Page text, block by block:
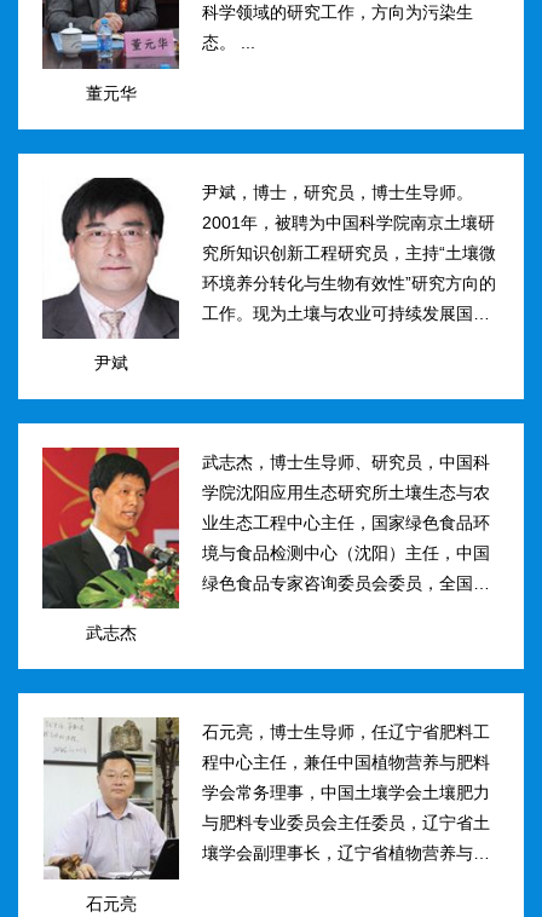
董元华
科学领域的研究工作，方向为污染生
态。 ...
尹斌
尹斌，博士，研究员，博士生导师。
2001年，被聘为中国科学院南京土壤研
究所知识创新工程研究员，主持“土壤微
环境养分转化与生物有效性”研究方向的
工作。现为土壤与农业可持续发展国家
影...
武志杰
武志杰，博士生导师、研究员，中国科
学院沈阳应用生态研究所土壤生态与农
业生态工程中心主任，国家绿色食品环
境与食品检测中心（沈阳）主任，中国
绿色食品专家咨询委员会委员，全国肥
学调控、新型缓控释肥料研制；土壤...
石元亮
石元亮，博士生导师，任辽宁省肥料工
程中心主任，兼任中国植物营养与肥料
学会常务理事，中国土壤学会土壤肥力
与肥料专业委员会主任委员，辽宁省土
壤学会副理事长，辽宁省植物营养与肥